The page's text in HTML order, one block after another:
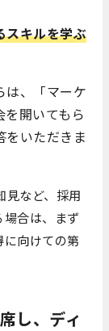
スキルを学ぶ
は、「マーケ
開いてもら
をいただきま
見など、採用
合は、まず
向けての第
し、ディ